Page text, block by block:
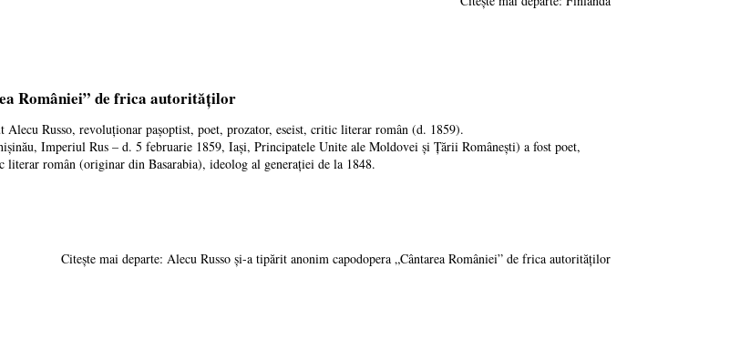
României” de frica autorităților
Alecu Russo, revoluționar pașoptist, poet, prozator, eseist, critic literar român (d. 1859).
Imperiul Rus – d. 5 februarie 1859, Iași, Principatele Unite ale Moldovei și Țării Românești) a fost poet,
literar român (originar din Basarabia), ideolog al generației de la 1848.
Citește mai departe: Alecu Russo și-a tipărit anonim capodopera „Cântarea României” de frica autorităților